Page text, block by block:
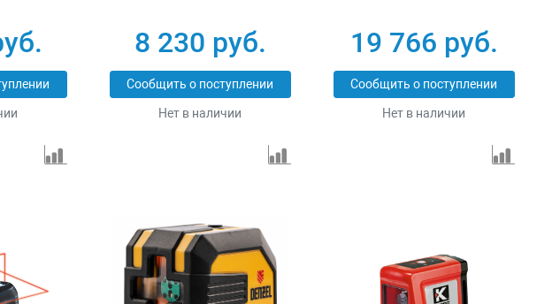
8 230 руб.
Сообщить о поступлении
Нет в наличии
19 766 руб.
Сообщить о поступлении
Нет в наличии